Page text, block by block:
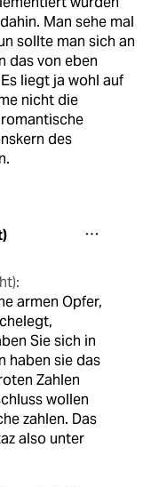
Man sehe mal
sollte man sich an
das von eben
liegt ja wohl auf
nicht die
des
armen Opfer,
Sie sich in
haben sie das
Zahlen
wollen
zahlen. Das
also unter